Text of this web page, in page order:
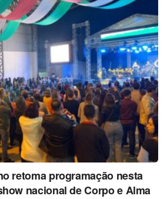
retoma programação nesta
nacional de Corpo e Alma